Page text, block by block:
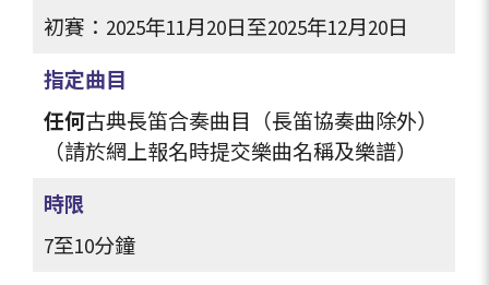
初賽：2025年11月20日至2025年12月20日
指定曲目
任何古典長笛合奏曲目（長笛協奏曲除外）
（請於網上報名時提交樂曲名稱及樂譜）
時限
7至10分鐘